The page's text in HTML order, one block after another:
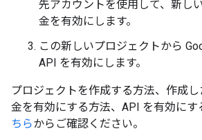
先アカウントを使用して、新し
金を有効にします。
この新しいプロジェクトから
API を有効にします。
プロジェクトを作成する方法、作成
金を有効にする方法、API を有効にす
ちらからご確認ください。